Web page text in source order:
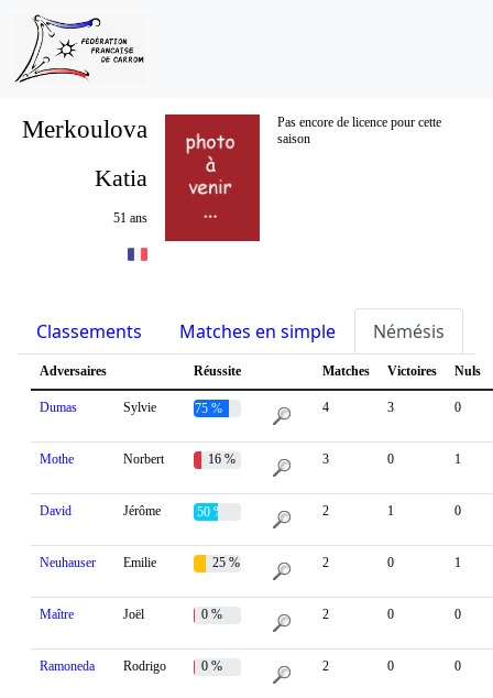
Merkoulova
Pas encore de licence pour cette
saison
Katia
51 ans
Classements Matches en simple Némésis
Adversaires Réussite Matches Victoires Nuls
Dumas Sylvie 75 % 4 3 0
Mothe Norbert 16 % 3 0 1
David Jérôme 50 % 2 1 0
Neuhauser Emilie 25 % 2 0 1
Maître Joël 0 % 2 0 0
Ramoneda Rodrigo 0 % 2 0 0